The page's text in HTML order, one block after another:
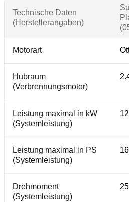
Technische Daten
(Herstellerangaben)
Motorart
Hubraum
(Verbrennungsmotor)
Leistung maximal in kW
(Systemleistung)
Leistung maximal in PS
(Systemleistung)
Drehmoment
(Systemleistung)